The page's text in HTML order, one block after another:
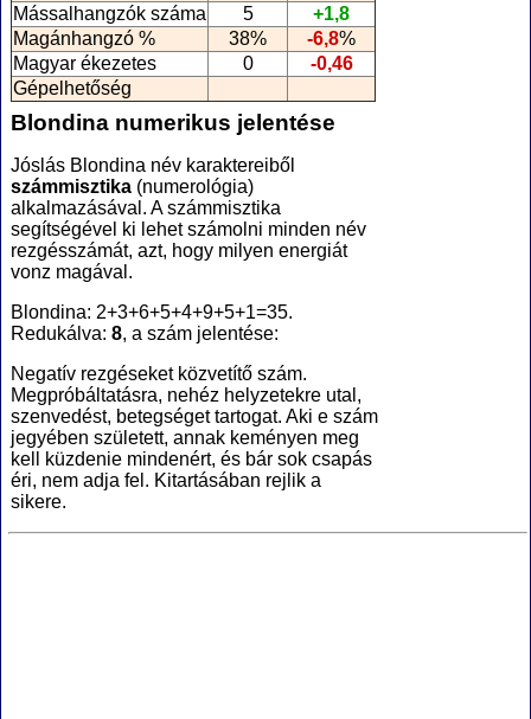
Mássalhangzók száma
5
+1,8
Magánhangzó %
38% -6,8%
Magyar ékezetes
0
-0,46
Gépelhetőség
Blondina numerikus jelentése
Jóslás Blondina név karaktereiből
számmisztika (numerológia)
alkalmazásával. A számmisztika
segítségével ki lehet számolni minden név
rezgésszámát, azt, hogy milyen energiát
vonz magával.
Blondina: 2+3+6+5+4+9+5+1=35.
Redukálva: 8, a szám jelentése:
Negatív rezgéseket közvetítő szám.
Megpróbáltatásra, nehéz helyzetekre utal,
szenvedést, betegséget tartogat. Aki e szám
jegyében született, annak keményen meg
kell küzdenie mindenért, és bár sok csapás
éri, nem adja fel. Kitartásában rejlik a
sikere.